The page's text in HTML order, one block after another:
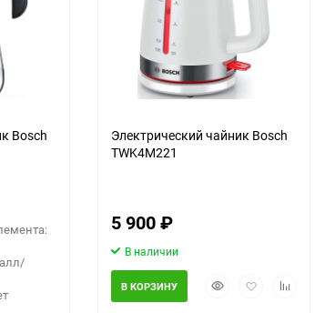
Bosch
Электрический чайник Bosch
TWK4M221
5 900₽
В наличии
БыстрыйДобавитьДобавить
В КОРЗИНУ